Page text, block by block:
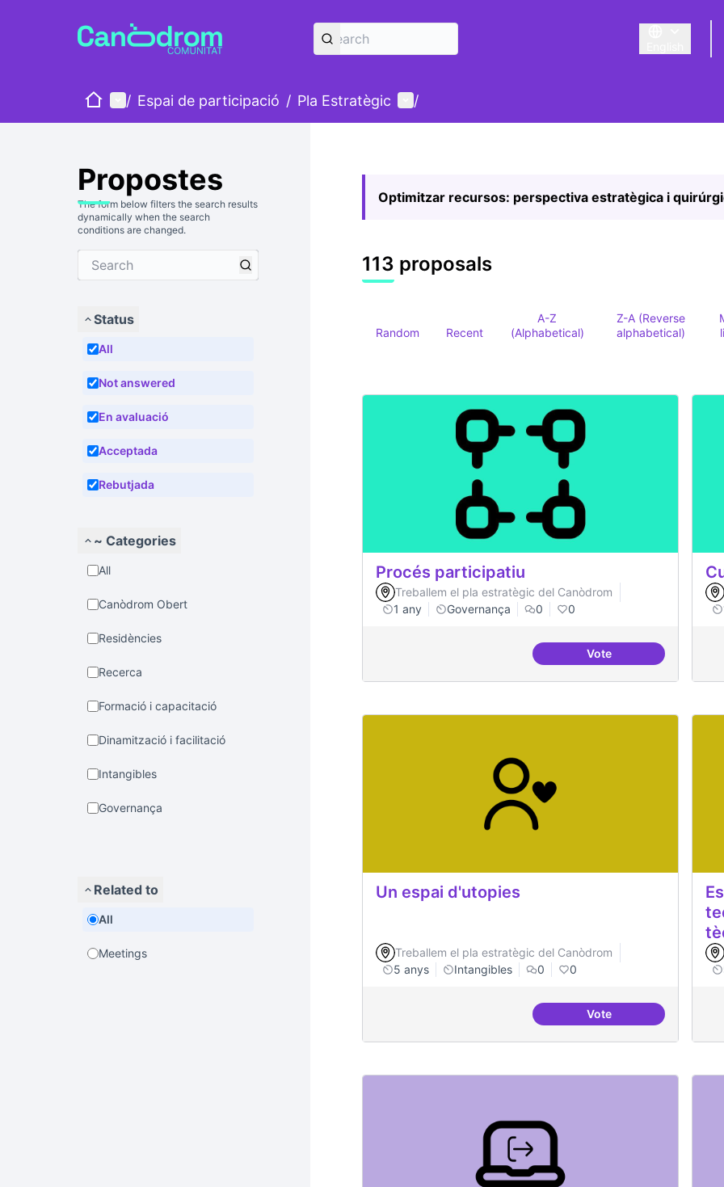
Triar la llengua
HomeMain menu
/ Espai de participació / Pla Estratègic User menu
/
Propostes
The form below filters the search results
dynamically when the search
conditions are changed.
Status
All
Not answered
En avaluació
Acceptada
Rebutjada
~ Categories
All
Canòdrom Obert
Residències
Recerca
Formació i capacitació
Dinamització i facilitació
Intangibles
Governança
Related to
All
Meetings
Optimitzar recursos: perspectiva estratègica i
113 proposals
Random Recent
A-Z
(Alphabetical)
Z-A (Reverse
alphabetical)
Procés participatiu
Treballem el pla estratègic del Canòdrom
1 any
Governança 0 0
VoteProcés participatiu
Un espai d'utopies
Treballem el pla estratègic del Canòdrom
5 anys
Intangibles 0 0
VoteUn espai d'utopies